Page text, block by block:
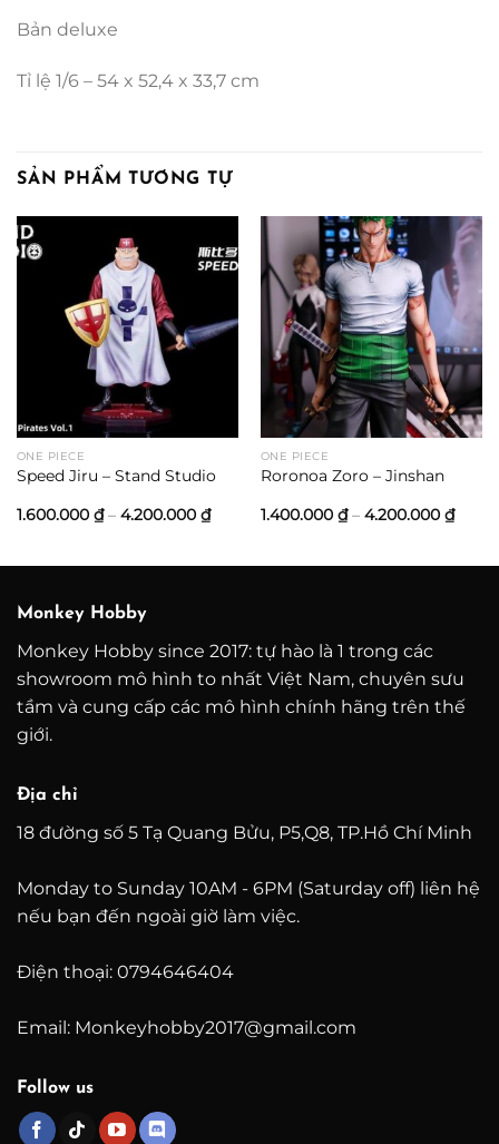
Bản deluxe
Tỉ lệ 1/6 – 54 x 52,4 x 33,7 cm
SẢN PHẨM TƯƠNG TỰ
ONE PIECE
Speed Jiru – Stand Studio
1.600.000 ₫ – 4.200.000 ₫Khoảng
giá:
đến
ONE PIECE
Roronoa Zoro – Jinshan
1.400.000 ₫ – 4.200.000 ₫
giá:
đến
Monkey Hobby
Monkey Hobby since 2017: tự hào là 1 trong các
showroom mô hình to nhất Việt Nam, chuyên sưu
tầm và cung cấp các mô hình chính hãng trên thế
giới.
Địa chỉ
18 đường số 5 Tạ Quang Bửu, P5,Q8, TP.Hồ Chí Minh
Monday to Sunday 10AM - 6PM (Saturday off) liên hệ
nếu bạn đến ngoài giờ làm việc.
Điện thoại: 0794646404
Email: Monkeyhobby2017@gmail.com
Follow us